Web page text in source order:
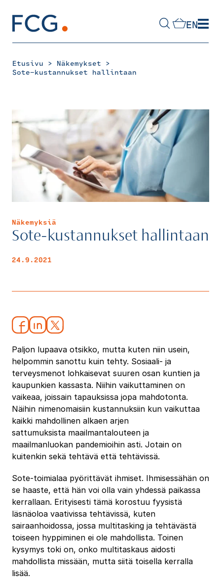
content
EN
Etusivu > Näkemykset >
Sote-kustannukset hallintaan
Näkemyksiä
Sote-kustannukset hallintaan
24.9.2021
Paljon lupaava otsikko, mutta kuten niin usein,
helpommin sanottu kuin tehty. Sosiaali- ja
terveysmenot lohkaisevat suuren osan kuntien ja
kaupunkien kassasta. Niihin vaikuttaminen on
vaikeaa, joissain tapauksissa jopa mahdotonta.
Näihin nimenomaisiin kustannuksiin kun vaikuttaa
kaikki mahdollinen alkaen arjen
sattumuksista maailmantalouteen ja
maailmanluokan pandemioihin asti. Jotain on
kuitenkin sekä tehtävä että tehtävissä.
Sote-toimialaa pyörittävät ihmiset. Ihmisessähän on
se haaste, että hän voi olla vain yhdessä paikassa
kerrallaan. Erityisesti tämä korostuu fyysistä
läsnäoloa vaativissa tehtävissä, kuten
sairaanhoidossa, jossa multitasking ja tehtävästä
toiseen hyppiminen ei ole mahdollista. Toinen
kysymys toki on, onko multitaskaus aidosti
mahdollista missään, mutta siitä toisella kerralla
lisää.